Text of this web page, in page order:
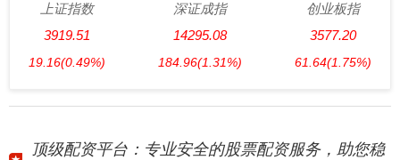
上证指数
3919.51
19.16(0.49%)
深证成指
14295.08
184.96(1.31%)
创业板指
3577.20
61.64(1.75%)
顶级配资平台：专业安全的股票配资服务，助您稳